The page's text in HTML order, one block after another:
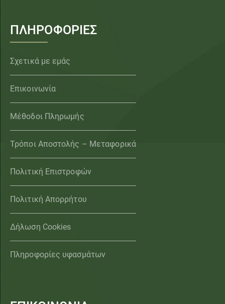
ΠΛΗΡΟΦΟΡΙΕΣ
Σχετικά με εμάς
Επικοινωνία
Μέθοδοι Πληρωμής
Τρόποι Αποστολής – Μεταφορικά
Πολιτική Επιστροφών
Πολιτική Απορρήτου
Δήλωση Cookies
Πληροφορίες υφασμάτων